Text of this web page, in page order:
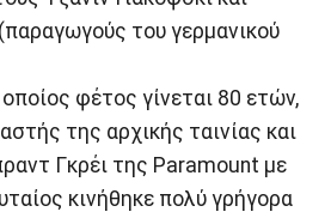
του γερμανικού
φέτος γίνεται 80 ετών,
της αρχικής ταινίας και
Γκρέι της Paramount με
κινήθηκε πολύ γρήγορα